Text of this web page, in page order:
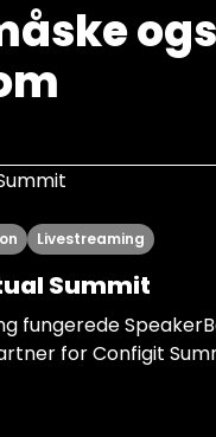
Livestreaming
Summit
fungerede
for Configit
Med erfaringerne fra